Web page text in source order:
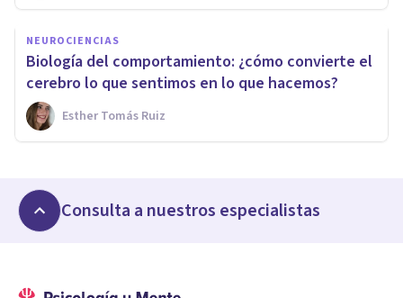
NEUROCIENCIAS
Biología del comportamiento: ¿cómo convierte el
cerebro lo que sentimos en lo que hacemos?
Esther Tomás Ruiz
Consulta a nuestros especialistas